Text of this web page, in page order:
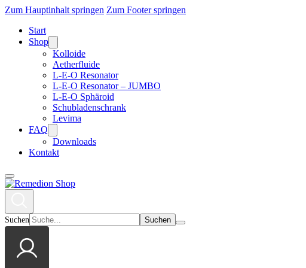
Zum Hauptinhalt springen Zum Footer springen
Start
Shop
Kolloide
Aetherfluide
L-E-O Resonator
L-E-O Resonator – JUMBO
L-E-O Sphäroid
Schubladenschrank
Levima
FAQ
Downloads
Kontakt
Suchen